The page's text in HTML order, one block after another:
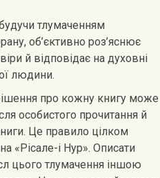
тлумаченням
об’єктивно роз’яснює
й відповідає на духовні
людини.
про кожну книгу може
особистого прочитання й
Це правило цілком
«Рісале-і Нур». Описати
цього тлумачення іншою